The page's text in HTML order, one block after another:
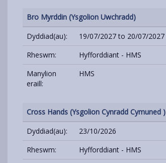
Bro Myrddin (Ysgolion Uwchradd)
Dyddiad(au):
19/07/2027 to 20/07/2027
Rheswm:
Hyfforddiant - HMS
Manylion
eraill:
HMS
Cross Hands (Ysgolion Cynradd Cymuned )
Dyddiad(au):
23/10/2026
Rheswm:
Hyfforddiant - HMS